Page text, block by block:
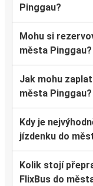
Pinggau?
Mohu si
města Pinggau?
Jak mohu
města Pinggau?
Kdy je
jízdenku do
Kolik stojí
FlixBus do